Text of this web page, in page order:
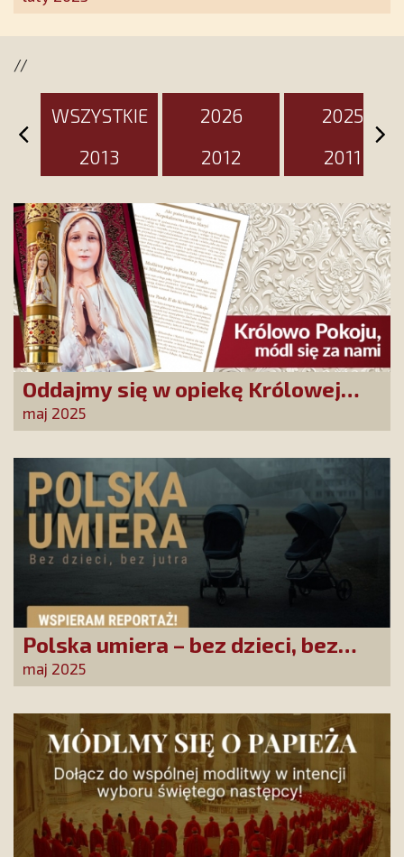
//
WSZYSTKIE 2026
2025
2013
2012 2011
Oddajmy się w opiekę Królowej
Pokoju! Tylko Niepokalana może
nas uratować!
maj 2025
Polska umiera – bez dzieci, bez
jutra
maj 2025